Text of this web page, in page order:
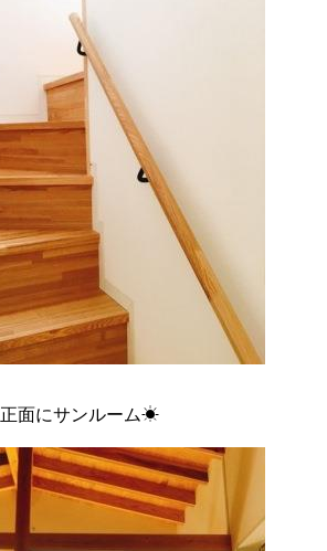
正面にサンルーム☀